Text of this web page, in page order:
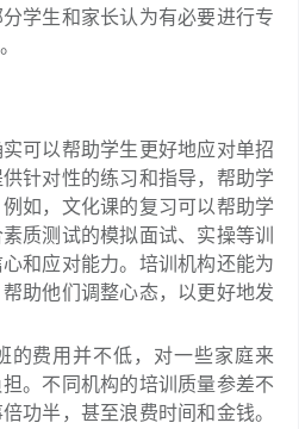
学生和家长认为有必要进行专
可以帮助学生更好地应对单招
针对性的练习和指导，帮助学
如，文化课的复习可以帮助学
质测试的模拟面试、实操等训
和应对能力。培训机构还能为
助他们调整心态，以更好地发
的费用并不低，对一些家庭来
。不同机构的培训质量参差不
功半，甚至浪费时间和金钱。